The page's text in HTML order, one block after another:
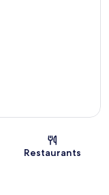
Restaurants